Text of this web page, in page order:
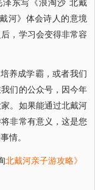
东写《浪淘沙 北戴
河》体会诗人的意境
，学习会变得非常容
养成学霸，或者我们
们的公众号，因今年
。如果能通过北戴河
非常有意义，这是您
情。
北戴河亲子游攻略》